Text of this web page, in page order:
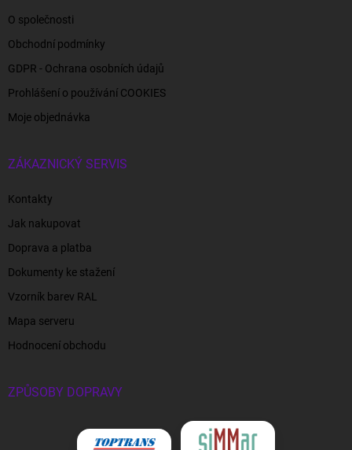
O společnosti
Obchodní podmínky
GDPR - Ochrana osobních údajů
Prohlášení o používání COOKIES
Moje objednávka
ZÁKAZNICKÝ SERVIS
Kontakty
Jak nakupovat
Doprava a platba
Dokumenty ke stažení
Vzorník barev RAL
Mapa serveru
Hodnocení obchodu
ZPŮSOBY DOPRAVY